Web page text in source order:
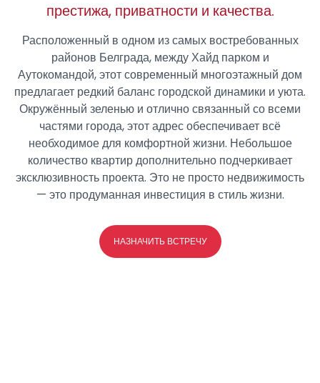
престижа, приватности и качества.
Расположенный в одном из самых востребованных
районов Белграда, между Хайд парком и
Аутокомандой, этот современный многоэтажный дом
предлагает редкий баланс городской динамики и уюта.
Окружённый зеленью и отлично связанный со всеми
частями города, этот адрес обеспечивает всё
необходимое для комфортной жизни. Небольшое
количество квартир дополнительно подчеркивает
эксклюзивность проекта. Это не просто недвижимость
— это продуманная инвестиция в стиль жизни.
НАЗНАЧИТЬ ВСТРЕЧУ